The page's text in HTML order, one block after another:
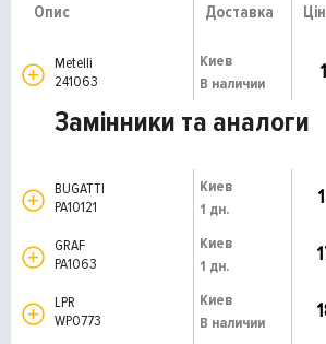
Опис Доставка
Metelli
241063
Киев
В наличии
Замінники та аналоги
BUGATTI
PA10121
Киев
1 дн.
GRAF
PA1063
Киев
1 дн.
LPR
WP0773
Киев
В наличии